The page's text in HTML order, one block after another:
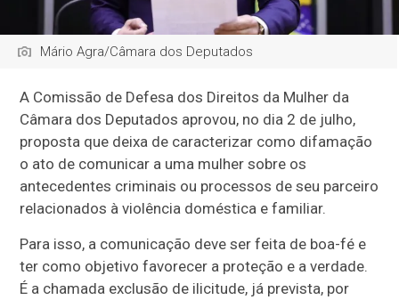
Mário Agra/Câmara dos Deputados
A Comissão de Defesa dos Direitos da Mulher da
Câmara dos Deputados aprovou, no dia 2 de julho,
proposta que deixa de caracterizar como difamação
o ato de comunicar a uma mulher sobre os
antecedentes criminais ou processos de seu parceiro
relacionados à violência doméstica e familiar.
Para isso, a comunicação deve ser feita de boa-fé e
ter como objetivo favorecer a proteção e a verdade.
É a chamada exclusão de ilicitude, já prevista, por